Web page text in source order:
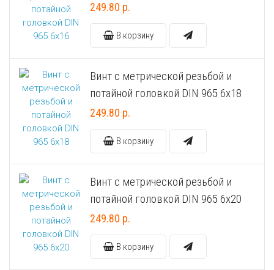
Универсальный дюбель потай и с бортом
Универсальный распорный дюбель с петельным крюком RUO
Универсальный распорный дюбель с потолочным крюком RUС
Универсальный распорный дюбель с простым крюком RUL
Фасадный анкер “Wkret-met”
Шпатель фасадный нержавеющий, зубчатый 8х8мм
249.80 р.
В корзину
Винт с метрической резьбой и
потайной головкой DIN 965 6х18
249.80 р.
В корзину
Винт с метрической резьбой и
потайной головкой DIN 965 6х20
249.80 р.
В корзину